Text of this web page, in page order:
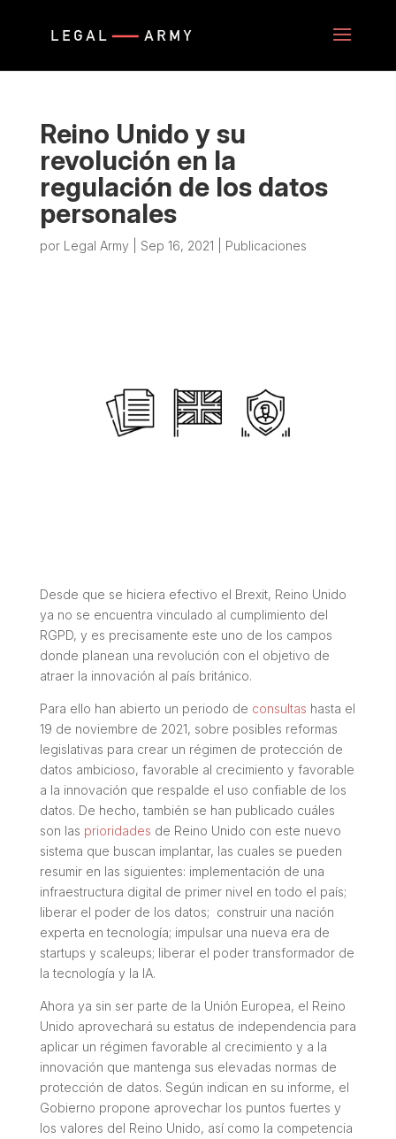
Reino Unido y su
revolución en la
regulación de los datos
personales
por Legal Army Sep 16, 2021 Publicaciones
Desde que se hiciera efectivo el Brexit, Reino Unido
ya no se encuentra vinculado al cumplimiento del
RGPD, y es precisamente este uno de los campos
donde planean una revolución con el objetivo de
atraer la innovación al país británico.
Para ello han abierto un periodo de consultas hasta el
19 de noviembre de 2021, sobre posibles reformas
legislativas para crear un régimen de protección de
datos ambicioso, favorable al crecimiento y favorable
a la innovación que respalde el uso confiable de los
datos. De hecho, también se han publicado cuáles
son las prioridades de Reino Unido con este nuevo
sistema que buscan implantar, las cuales se pueden
resumir en las siguientes: implementación de una
infraestructura digital de primer nivel en todo el país;
liberar el poder de los datos; construir una nación
experta en tecnología; impulsar una nueva era de
startups y scaleups; liberar el poder transformador de
la tecnología y la IA.
Ahora ya sin ser parte de la Unión Europea, el Reino
Unido aprovechará su estatus de independencia para
aplicar un régimen favorable al crecimiento y a la
innovación que mantenga sus elevadas normas de
protección de datos. Según indican en su informe, el
Gobierno propone aprovechar los puntos fuertes y
los valores del Reino Unido, así como la competencia